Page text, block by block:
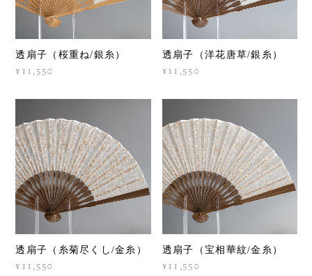
透扇子（桜重ね/銀糸）
¥11,550
透扇子（洋花唐草/銀糸）
¥11,550
透扇子（糸菊尽くし/金糸）
¥11,550
透扇子（宝相華紋/金糸）
¥11,550